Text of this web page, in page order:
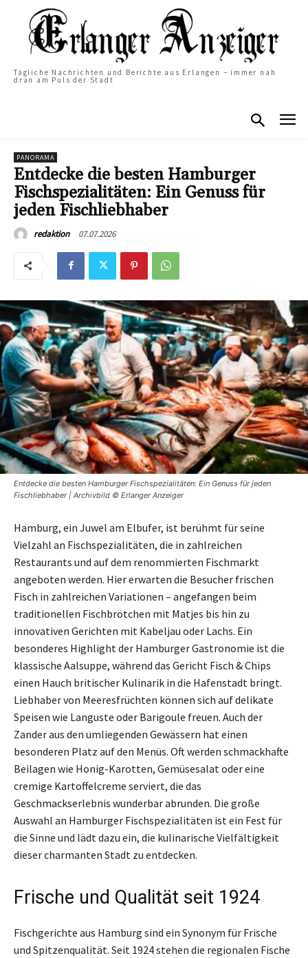
Tägliche Nachrichten und Berichte aus Erlangen – immer nah
dran am Puls der Stadt
PANORAMA
Entdecke die besten Hamburger
Fischspezialitäten: Ein Genuss für
jeden Fischliebhaber
redaktion 07.07.2026
Entdecke die besten Hamburger Fischspezialitäten: Ein Genuss für jeden
Fischliebhaber | Archivbild © Erlanger Anzeiger
Hamburg, ein Juwel am Elbufer, ist berühmt für seine
Vielzahl an Fischspezialitäten, die in zahlreichen
Restaurants und auf dem renommierten Fischmarkt
angeboten werden. Hier erwarten die Besucher frischen
Fisch in zahlreichen Variationen – angefangen beim
traditionellen Fischbrötchen mit Matjes bis hin zu
innovativen Gerichten mit Kabeljau oder Lachs. Ein
besonderes Highlight der Hamburger Gastronomie ist die
klassische Aalsuppe, während das Gericht Fisch & Chips
einen Hauch britischer Kulinarik in die Hafenstadt bringt.
Liebhaber von Meeresfrüchten können sich auf delikate
Speisen wie Languste oder Barigoule freuen. Auch der
Zander aus den umliegenden Gewässern hat einen
besonderen Platz auf den Menüs. Oft werden schmackhafte
Beilagen wie Honig-Karotten, Gemüsesalat oder eine
cremige Kartoffelcreme serviert, die das
Geschmackserlebnis wunderbar abrunden. Die große
Auswahl an Hamburger Fischspezialitäten ist ein Fest für
die Sinne und lädt dazu ein, die kulinarische Vielfältigkeit
dieser charmanten Stadt zu entdecken.
Frische und Qualität seit 1924
Fischgerichte aus Hamburg sind ein Synonym für Frische
und Spitzenqualität. Seit 1924 stehen die regionalen Fische